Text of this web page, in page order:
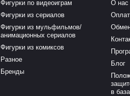
Фигурки по видеоиграм
Фигурки из сериалов
Фигурки из мульфильмов/
анимационных сериалов
Фигурки из комиксов
Разное
Бренды
О нас
Блог
в